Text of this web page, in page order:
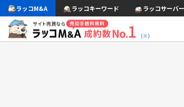
ラッコM&A ラッコキーワード ラッコサーバー
(※)